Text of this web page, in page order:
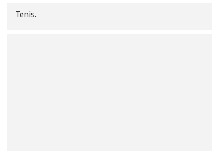
Tenis.